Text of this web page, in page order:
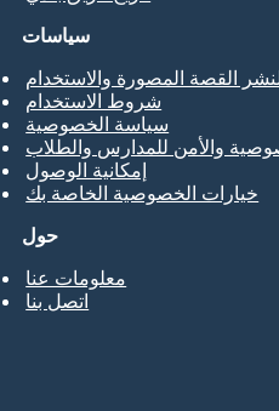
حول
معلومات عنا
اتصل بنا
سياسات
القصة المصورة والاستخدام
شروط الاستخدام
سياسة الخصوصية
والأمن للمدارس والطلاب
إمكانية الوصول
خيارات الخصوصية الخاصة بك